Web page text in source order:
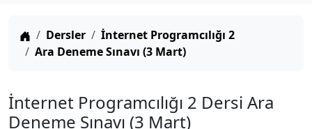
Anasayfa
Dersler
İnternet Programcılığı 2
Ara Deneme Sınavı (3 Mart)
İnternet Programcılığı 2 Dersi Ara
Deneme Sınavı (3 Mart)